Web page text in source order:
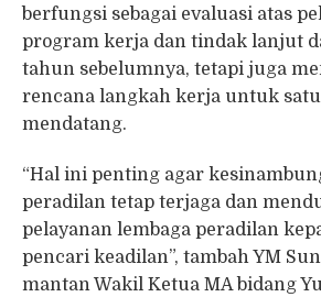
berfungsi sebagai evaluasi atas
program kerja dan tindak lanjut
tahun sebelumnya, tetapi juga
rencana langkah kerja untuk
mendatang.
“Hal ini penting agar
peradilan tetap terjaga dan
pelayanan lembaga peradilan
pencari keadilan”, tambah YM
mantan Wakil Ketua MA bidang